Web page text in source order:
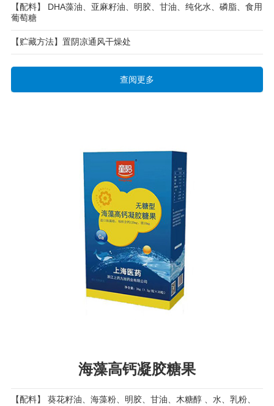
【配料】 DHA藻油、亚麻籽油、明胶、甘油、纯化水、磷脂、食用
葡萄糖
【贮藏方法】置阴凉通风干燥处
查阅更多
海藻高钙凝胶糖果
【配料】 葵花籽油、海藻粉、明胶、甘油、木糖醇 、水、乳粉、